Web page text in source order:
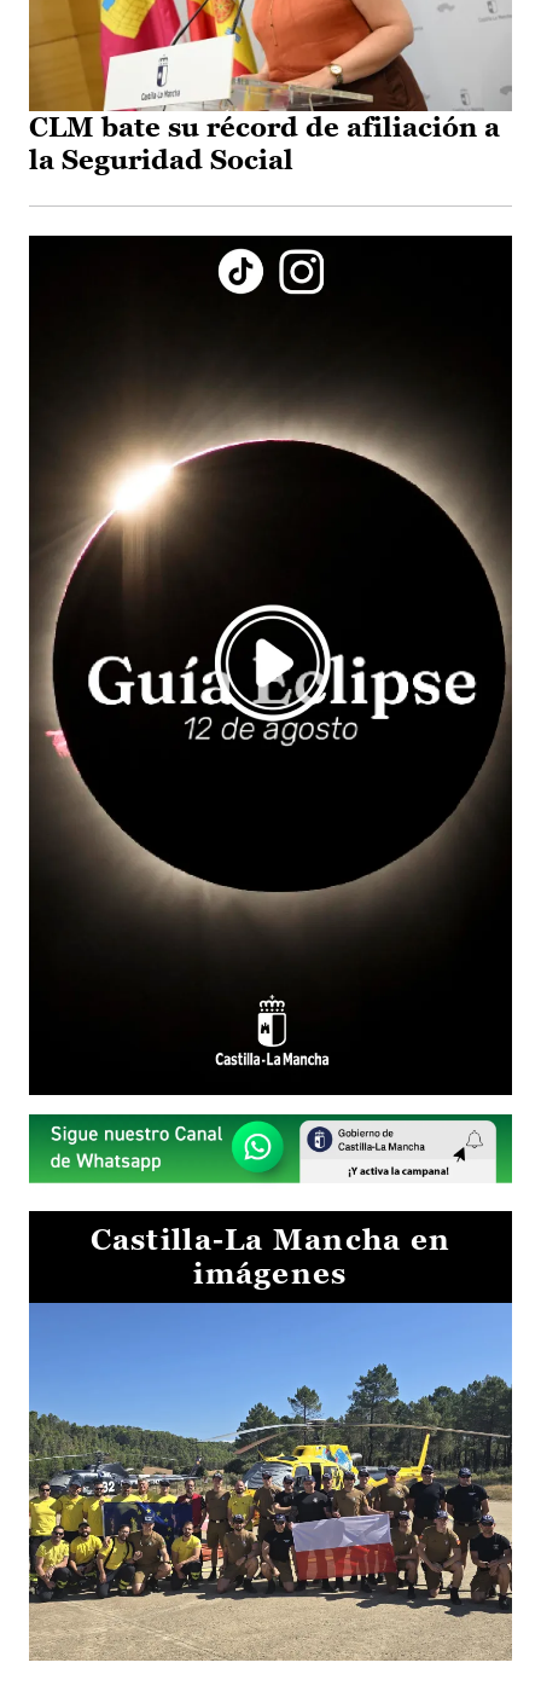
CLM bate su récord de afiliación a
la Seguridad Social
Castilla-La Mancha en
imágenes